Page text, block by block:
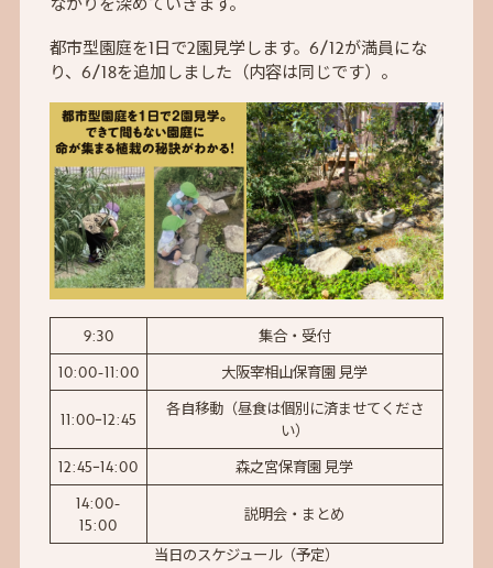
都市型園庭を1日で2園見学します。6/12が満員にな
り、6/18を追加しました（内容は同じです）。
9:30
集合・受付
10:00-11:00
大阪宰相山保育園 見学
11:00ｰ12:45
各自移動（昼食は個別に済ませてくださ
い）
12:45ｰ14:00
森之宮保育園 見学
14:00-
15:00
説明会・まとめ
当日のスケジュール（予定）